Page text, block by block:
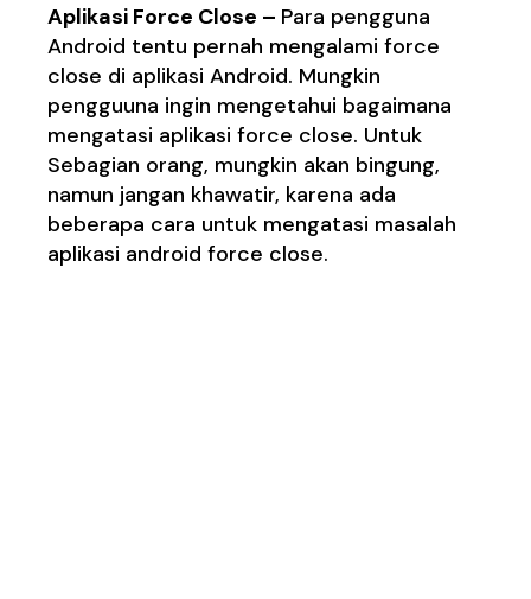
Aplikasi Force Close – Para pengguna
Android tentu pernah mengalami force
close di aplikasi Android. Mungkin
pengguuna ingin mengetahui bagaimana
mengatasi aplikasi force close. Untuk
Sebagian orang, mungkin akan bingung,
namun jangan khawatir, karena ada
beberapa cara untuk mengatasi masalah
aplikasi android force close.